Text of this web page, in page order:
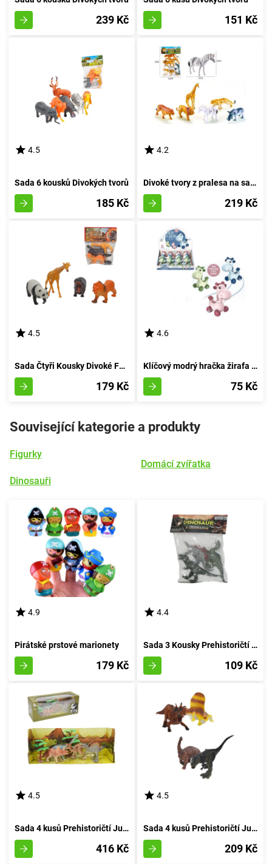
239 Kč 151 Kč
4.5
Sada 6 kousků Divokých tvorů
185 Kč
4.2
Divoké tvory z pralesa na safari
219 Kč
4.5
Sada Čtyři Kousky Divoké Fauny
179 Kč
4.6
Klíčový modrý hračka žirafa s barvami
75 Kč
Související kategorie a produkty
Figurky
Dinosauři
Domácí zvířatka
4.9
Pirátské prstové marionety
179 Kč
4.4
Sada 3 Kousky Prehistoričtí Jurská Bestie
109 Kč
4.5
Sada 4 kusů Prehistoričtí Jurská Bestie
416 Kč
4.5
Sada 4 kusů Prehistoričtí Jurská Doba
209 Kč